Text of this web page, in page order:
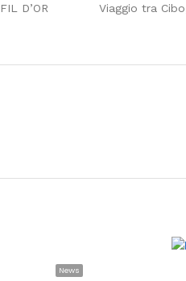
D’OR
Next
Viaggio tra
News